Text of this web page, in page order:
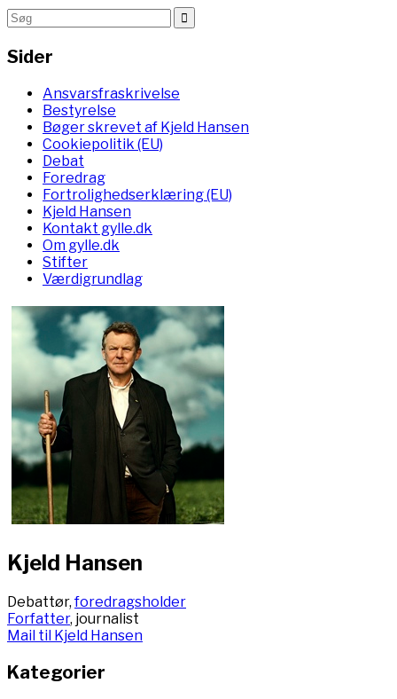
Sider
Ansvarsfraskrivelse
Bestyrelse
Bøger skrevet af Kjeld Hansen
Cookiepolitik (EU)
Debat
Foredrag
Fortrolighedserklæring (EU)
Kjeld Hansen
Kontakt gylle.dk
Om gylle.dk
Stifter
Værdigrundlag
Kjeld Hansen
Debattør,foredragsholder
Forfatter, journalist
Mail til Kjeld Hansen
Kategorier